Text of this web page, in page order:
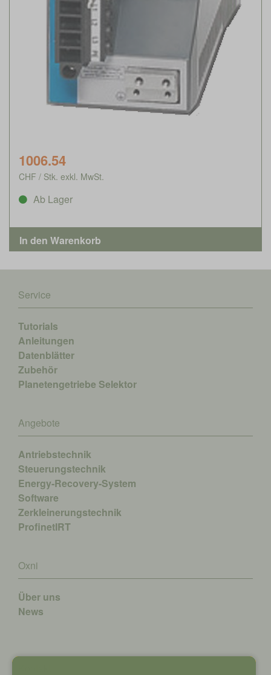
1006.54
CHF / Stk. exkl. MwSt.
Ab Lager
Service
Tutorials
Anleitungen
Datenblätter
Zubehör
Planetengetriebe Selektor
Angebote
Antriebstechnik
Steuerungstechnik
Energy-Recovery-System
Software
Zerkleinerungstechnik
ProfinetIRT
Oxni
Über uns
News